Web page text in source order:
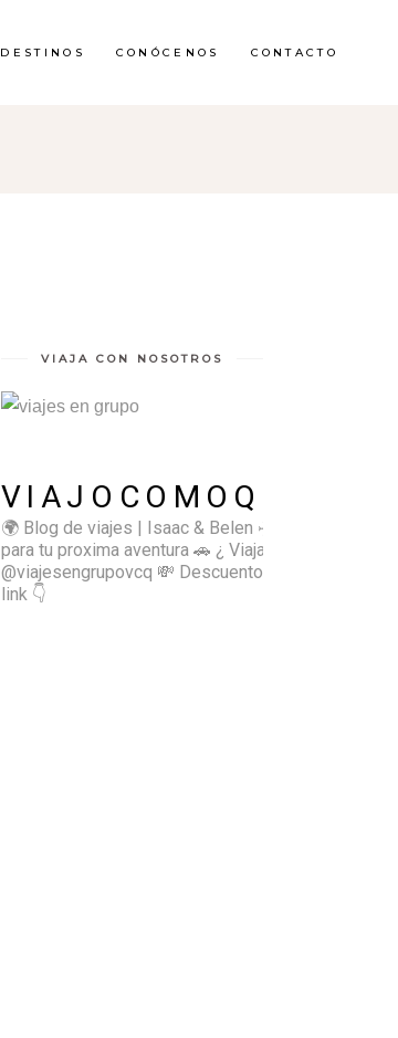
DESTINOS CONÓCENOS CONTACTO
VIAJA CON NOSOTROS
VIAJOCOMOQUIERO
🌍 Blog de viajes | Isaac & Belen ✈️ Inspírate
para tu proxima aventura 🚗 ¿ Viajas sol@? 👉🏻
@viajesengrupovcq 💸 Descuentos y tips en el
link 👇